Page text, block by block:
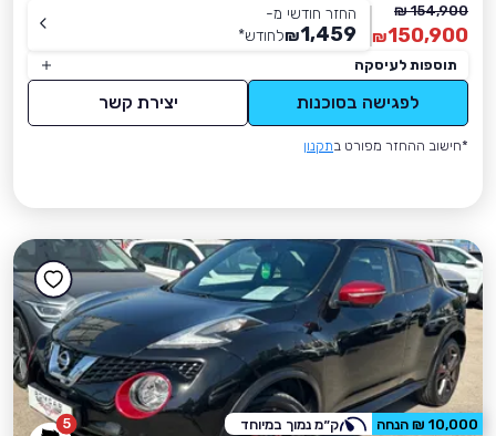
154,900 ₪
150,900
₪
החזר חודשי מ-
1,459
₪לחודש*
תוספות לעיסקה
לפגישה בסוכנות יצירת קשר
*חישוב ההחזר מפורט בתקנון
5 10,000 ₪ הנחה ק״מ נמוך במיוחד